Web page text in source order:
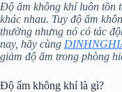
Độ ẩm không khí luôn tồn
khác nhau. Tuy độ ẩm
thường nhưng nó có tác
nay, hãy cùng
giảm độ ẩm trong phòng
Độ ẩm không khí là gì?